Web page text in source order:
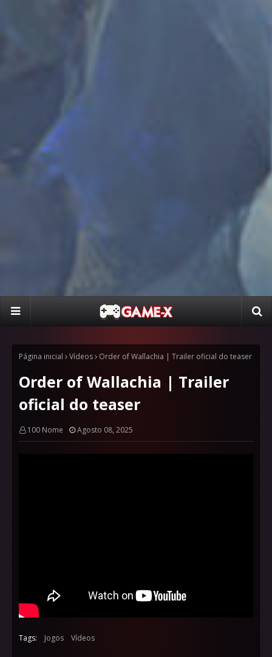
Página inicial Vídeos Order of Wallachia | Trailer oficial do teaser
Order of Wallachia | Trailer
oficial do teaser
100 Nome Agosto 08, 2025
Tags: Jogos Vídeos